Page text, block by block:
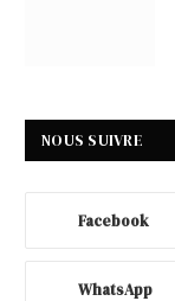
NOUS SUIVRE
Facebook
WhatsApp